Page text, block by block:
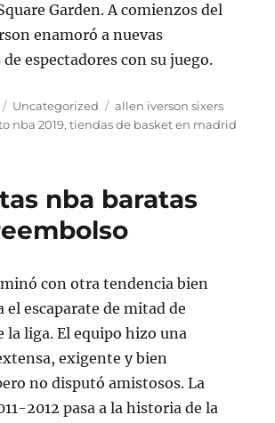
Garden. A comienzos del
enamoró a nuevas
espectadores con su juego.
Categorías
Uncategorized Etiquetas
allen iverson sixers
nba 2019,tiendas de basket en madrid
nba baratas
con otra tendencia bien
el escaparate de mitad de
la liga. El equipo hizo una
exigente y bien
no disputó amistosos. La
2012 pasa a la historia de la